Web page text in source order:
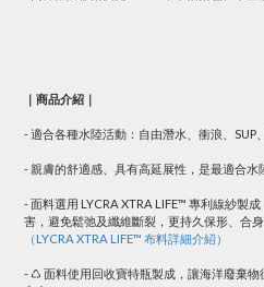
｜商品介紹｜
- 適合各種水陸活動：自由潛水、衝浪、SUP
- 親膚的舒適感、具有高延展性，是最適合水
- 面料選用 LYCRA XTRA LIFE™ 專利線紗製
害，避免鬆弛及纖維斷裂，更持久保形、合
（LYCRA XTRA LIFE™ 布料詳細介紹）
- ♺ 面料使用回收寶特瓶製成，讓海洋廢棄